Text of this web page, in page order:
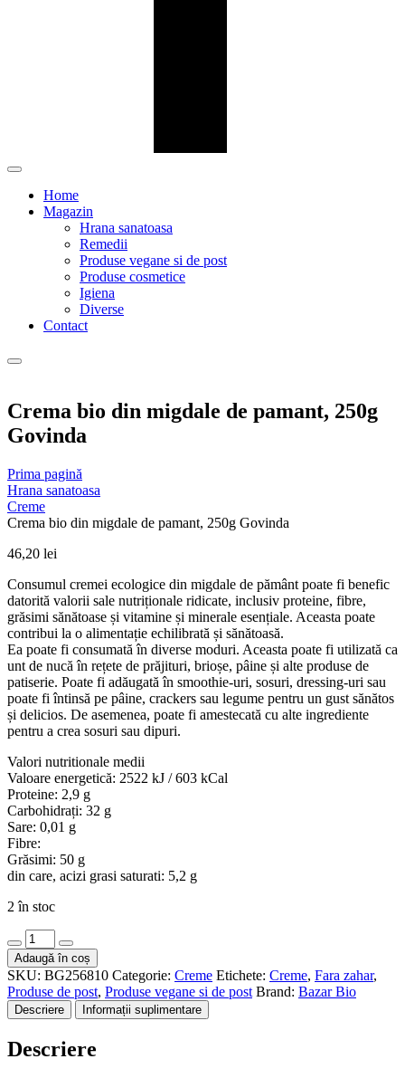
Home
Magazin
Hrana sanatoasa
Remedii
Produse vegane si de post
Produse cosmetice
Igiena
Diverse
Contact
Crema bio din migdale de pamant, 250g
Govinda
Prima pagină
Hrana sanatoasa
Creme
Crema bio din migdale de pamant, 250g Govinda
46,20 lei
Consumul cremei ecologice din migdale de pământ poate fi benefic
datorită valorii sale nutriționale ridicate, inclusiv proteine, fibre,
grăsimi sănătoase și vitamine și minerale esențiale. Aceasta poate
contribui la o alimentație echilibrată și sănătoasă.
Ea poate fi consumată în diverse moduri. Aceasta poate fi utilizată ca
unt de nucă în rețete de prăjituri, brioșe, pâine și alte produse de
patiserie. Poate fi adăugată în smoothie-uri, sosuri, dressing-uri sau
poate fi întinsă pe pâine, crackers sau legume pentru un gust sănătos
și delicios. De asemenea, poate fi amestecată cu alte ingrediente
pentru a crea sosuri sau dipuri.
Valori nutritionale medii
Valoare energetică: 2522 kJ / 603 kCal
Proteine: 2,9 g
Carbohidrați: 32 g
Sare: 0,01 g
Fibre:
Grăsimi: 50 g
din care, acizi grasi saturati: 5,2 g
2 în stoc
Cantitate
Crema
bio
din
migdale
de
250g
Adaugă în coș
SKU: BG256810 Categorie: Creme Etichete: Creme, Fara zahar,
Produse de post, Produse vegane si de post Brand: Bazar Bio
Descriere Informații suplimentare
Descriere